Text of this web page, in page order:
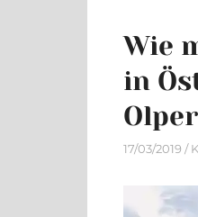
Wie
in
17/03/2019